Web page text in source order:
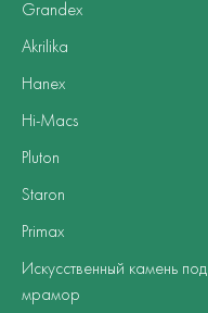
Grandex
Akrilika
Hanex
Hi-Macs
Pluton
Staron
Primax
Искусственный камень под
мрамор